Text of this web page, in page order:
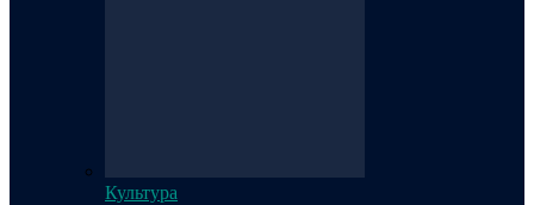
Культура